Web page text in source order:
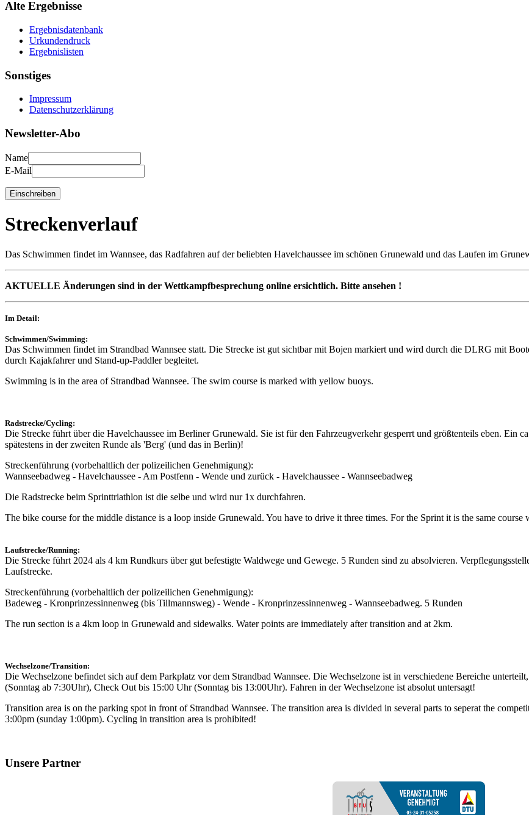
Alte Ergebnisse
Ergebnisdatenbank
Urkundendruck
Ergebnislisten
Sonstiges
Impressum
Datenschutzerklärung
Newsletter-Abo
Name
E-Mail
Streckenverlauf
Das Schwimmen findet im Wannsee, das Radfahren auf der beliebten Havelchaussee im schönen Grunewald und das Laufen im
AKTUELLE Änderungen sind in der Wettkampfbesprechung online ersichtlich. Bitte ansehen !
Im Detail:
Schwimmen/Swimming:
Das Schwimmen findet im Strandbad Wannsee statt. Die Strecke ist gut sichtbar mit Bojen markiert und wird durch die DLRG mit
durch Kajakfahrer und Stand-up-Paddler begleitet.
Swimming is in the area of Strandbad Wannsee. The swim course is marked with yellow buoys.
Radstrecke/Cycling:
Die Strecke führt über die Havelchaussee im Berliner Grunewald. Sie ist für den Fahrzeugverkehr gesperrt und größtenteils eben. Ein
spätestens in der zweiten Runde als 'Berg' (und das in Berlin)!
Streckenführung (vorbehaltlich der polizeilichen Genehmigung):
Wannseebadweg - Havelchaussee - Am Postfenn - Wende und zurück - Havelchaussee - Wannseebadweg
Die Radstrecke beim Sprinttriathlon ist die selbe und wird nur 1x durchfahren.
The bike course for the middle distance is a loop inside Grunewald. You have to drive it three times. For the Sprint it is the same
Laufstrecke/Running:
Die Strecke führt 2024 als 4 km Rundkurs über gut befestigte Waldwege und Gewege. 5 Runden sind zu absolvieren.
Laufstrecke.
Streckenführung (vorbehaltlich der polizeilichen Genehmigung):
Badeweg - Kronprinzessinnenweg (bis Tillmannsweg) - Wende - Kronprinzessinnenweg - Wannseebadweg. 5 Runden
The run section is a 4km loop in Grunewald and sidewalks. Water points are immediately after transition and at 2km.
Wechselzone/Transition:
Die Wechselzone befindet sich auf dem Parkplatz vor dem Strandbad Wannsee. Die Wechselzone ist in verschiedene Bereiche
(Sonntag ab 7:30Uhr), Check Out bis 15:00 Uhr (Sonntag bis 13:00Uhr). Fahren in der Wechselzone ist absolut untersagt!
Transition area is on the parking spot in front of Strandbad Wannsee. The transition area is divided in several parts to seperat the
3:00pm (sunday 1:00pm). Cycling in transition area is prohibited!
Unsere Partner